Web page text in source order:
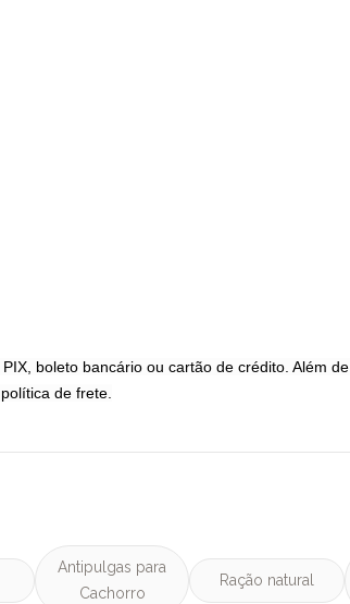
boleto bancário ou cartão de crédito. Além
de frete.
Antipulgas para
Cachorro
Ração natural